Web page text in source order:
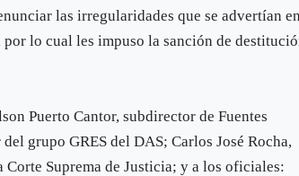
las irregularidades que se advertían en
lo cual les impuso la sanción de
Puerto Cantor, subdirector de Fuentes
grupo GRES del DAS; Carlos José Rocha,
Corte Suprema de Justicia; y a los oficiales: